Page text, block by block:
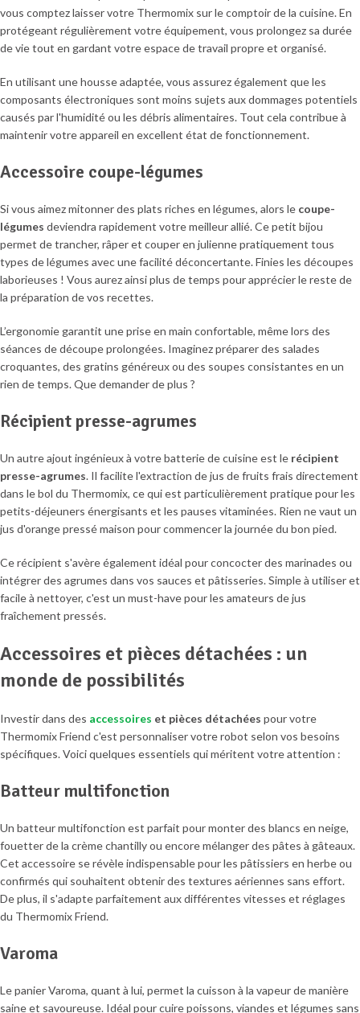
vous comptez laisser votre Thermomix sur le comptoir de la cuisine. En
protégeant régulièrement votre équipement, vous prolongez sa durée
de vie tout en gardant votre espace de travail propre et organisé.
En utilisant une housse adaptée, vous assurez également que les
composants électroniques sont moins sujets aux dommages potentiels
causés par l'humidité ou les débris alimentaires. Tout cela contribue à
maintenir votre appareil en excellent état de fonctionnement.
Accessoire coupe-légumes
Si vous aimez mitonner des plats riches en légumes, alors le coupe-
légumes deviendra rapidement votre meilleur allié. Ce petit bijou
permet de trancher, râper et couper en julienne pratiquement tous
types de légumes avec une facilité déconcertante. Finies les découpes
laborieuses ! Vous aurez ainsi plus de temps pour apprécier le reste de
la préparation de vos recettes.
L’ergonomie garantit une prise en main confortable, même lors des
séances de découpe prolongées. Imaginez préparer des salades
croquantes, des gratins généreux ou des soupes consistantes en un
rien de temps. Que demander de plus ?
Récipient presse-agrumes
Un autre ajout ingénieux à votre batterie de cuisine est le récipient
presse-agrumes. Il facilite l'extraction de jus de fruits frais directement
dans le bol du Thermomix, ce qui est particulièrement pratique pour les
petits-déjeuners énergisants et les pauses vitaminées. Rien ne vaut un
jus d'orange pressé maison pour commencer la journée du bon pied.
Ce récipient s'avère également idéal pour concocter des marinades ou
intégrer des agrumes dans vos sauces et pâtisseries. Simple à utiliser et
facile à nettoyer, c'est un must-have pour les amateurs de jus
fraîchement pressés.
Accessoires et pièces détachées : un
monde de possibilités
Investir dans des accessoires et pièces détachées pour votre
Thermomix Friend c'est personnaliser votre robot selon vos besoins
spécifiques. Voici quelques essentiels qui méritent votre attention :
Batteur multifonction
Un batteur multifonction est parfait pour monter des blancs en neige,
fouetter de la crème chantilly ou encore mélanger des pâtes à gâteaux.
Cet accessoire se révèle indispensable pour les pâtissiers en herbe ou
confirmés qui souhaitent obtenir des textures aériennes sans effort.
De plus, il s'adapte parfaitement aux différentes vitesses et réglages
du Thermomix Friend.
Varoma
Le panier Varoma, quant à lui, permet la cuisson à la vapeur de manière
saine et savoureuse. Idéal pour cuire poissons, viandes et légumes sans